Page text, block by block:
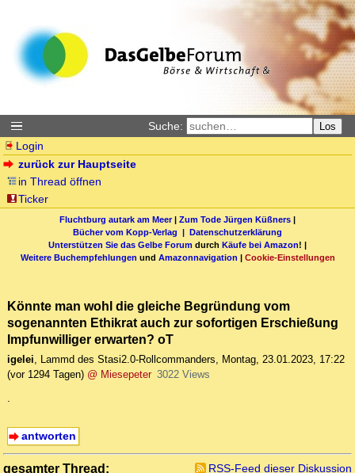
Suche: Los
Login
zurück zur Hauptseite
in Thread öffnen
Ticker
Fluchtburg autark am Meer| Zum Tode Jürgen Küßners |
Bücher vom Kopp-Verlag | Datenschutzerklärung
Unterstützen Sie das Gelbe Forum durch Käufe bei Amazon! |
Weitere Buchempfehlungen und Amazonnavigation | Cookie-Einstellungen
Könnte man wohl die gleiche Begründung vom
sogenannten Ethikrat auch zur sofortigen Erschießung
Impfunwilliger erwarten? oT
igelei, Lammd des Stasi2.0-Rollcommanders, Montag, 23.01.2023, 17:22
(vor 1294 Tagen) @ Miesepeter 3022 Views
.
antworten
gesamter Thread:
RSS-Feed dieser Diskussion